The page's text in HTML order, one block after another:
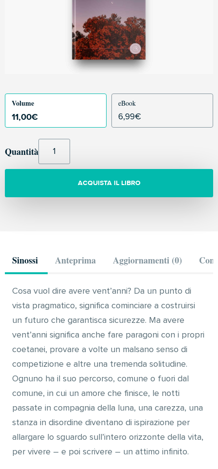
Volume
11,00€
eBook
6,99€
Quantità
ACQUISTA IL LIBRO
Sinossi Anteprima Aggiornamenti (0)
Cosa vuol dire avere vent’anni? Da un punto di
vista pragmatico, significa cominciare a costruirsi
un futuro che garantisca sicurezze. Ma avere
vent’anni significa anche fare paragoni con i propri
coetanei, provare a volte un malsano senso di
competizione e altre una tremenda solitudine.
Ognuno ha il suo percorso, comune o fuori dal
comune, in cui un amore che finisce, le notti
passate in compagnia della luna, una carezza, una
stanza in disordine diventano di ispirazione per
allargare lo sguardo sull’intero orizzonte della vita,
per vivere – e poi scrivere – un attimo infinito.